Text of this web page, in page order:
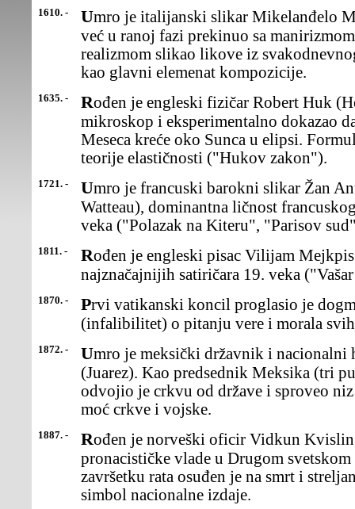
1610. - Umro je italijanski slikar Mikelanđelo Merizi da Karavađo, koji je
već u ranoj fazi prekinuo sa
realizmom slikao likove iz
kao glavni elemenat kompozicije.
1635. - Rođen je engleski fizičar Robert Huk (Hooke). Usavršio je
mikroskop i eksperimentalno dokazao
Meseca kreće oko Sunca u elipsi.
teorije elastičnosti ("Hukov zakon").
1721. - Umro je francuski barokni slikar Žan Antoan Vato (Jean Antoine
Watteau), dominantna ličnost
veka ("Polazak na Kiteru", "Parisov
1811. - Rođen je engleski pisac Vilijam Mejkpis Tekeri , jedan od
najznačajnijih satiričara 19. veka
1870. - Prvi vatikanski koncil proglasio je dogmu o papinoj nepogrešivosti
(infalibilitet) o pitanju vere i morala
1872. - Umro je meksički državnik i nacionalni heroj Benito Pablo Huarez
(Juarez). Kao predsednik Meksika (tri
odvojio je crkvu od države i sproveo
moć crkve i vojske.
1887. - Rođen je norveški oficir Vidkun Kvisling ,premijer marionetske
pronacističke vlade u Drugom
završetku rata osuđen je na smrt i
simbol nacionalne izdaje.